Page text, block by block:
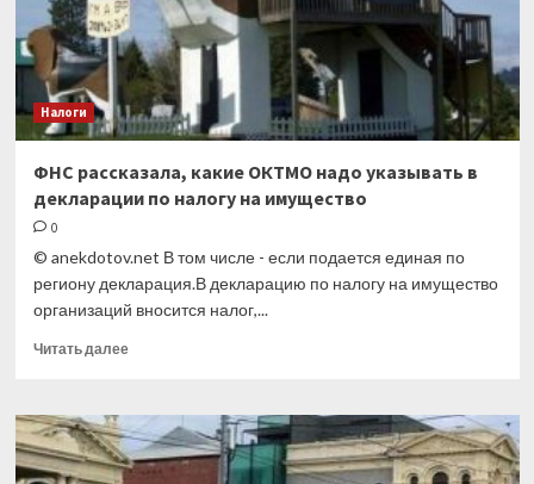
Налоги
ФНС рассказала, какие ОКТМО надо указывать в
декларации по налогу на имущество
0
© anekdotov.net В том числе - если подается единая по
региону декларация.В декларацию по налогу на имущество
организаций вносится налог,...
Читать далееПрочитать
ФНС
рассказала,
какие